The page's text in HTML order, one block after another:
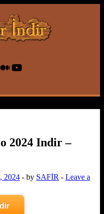
Programlar
Medium
YouTube
2024 Indir –
2024 - by SAFİR - Leave a